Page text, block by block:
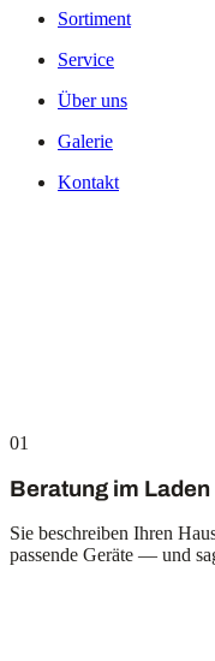
Sortiment
Service
Über uns
Galerie
Kontakt
01
Beratung im Laden
Sie beschreiben Ihren
passende Geräte — und